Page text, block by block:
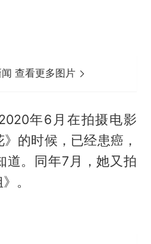
查看更多图片
年6月在拍摄电影
》的时候，已经患癌，
道。同年7月，她又拍
。